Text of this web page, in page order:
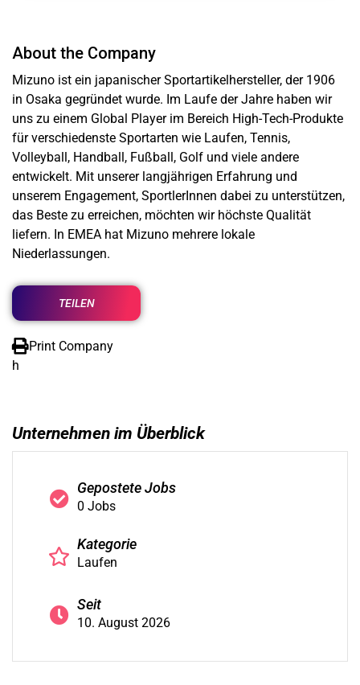
About the Company
Mizuno ist ein japanischer Sportartikelhersteller, der 1906
in Osaka gegründet wurde. Im Laufe der Jahre haben wir
uns zu einem Global Player im Bereich High-Tech-Produkte
für verschiedenste Sportarten wie Laufen, Tennis,
Volleyball, Handball, Fußball, Golf und viele andere
entwickelt. Mit unserer langjährigen Erfahrung und
unserem Engagement, SportlerInnen dabei zu unterstützen,
das Beste zu erreichen, möchten wir höchste Qualität
liefern. In EMEA hat Mizuno mehrere lokale
Niederlassungen.
TEILEN
Print Company
h
Unternehmen im Überblick
Gepostete Jobs
0 Jobs
Kategorie
Laufen
Seit
10. August 2026